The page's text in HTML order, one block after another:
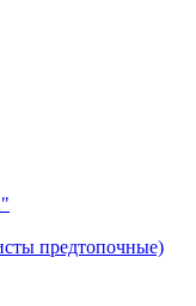
предтопочные)